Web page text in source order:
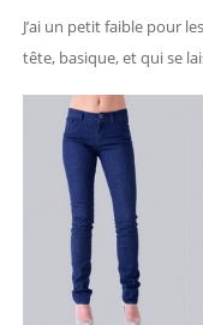
J’ai un petit faible pour
tête, basique, et qui se